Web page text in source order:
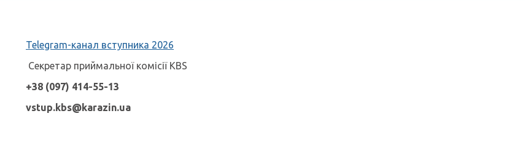
Telegram-канал вступника 2026
Секретар приймальної комісії KBS
+38 (097) 414-55-13
vstup.kbs@karazin.ua